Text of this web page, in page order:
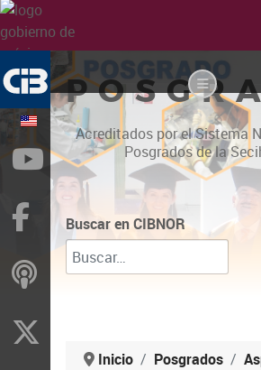
Acreditados por el Sistema
Posgrados de la
Buscar en CIBNOR
Inicio Posgrados
YouTube
Facebook
ivoox